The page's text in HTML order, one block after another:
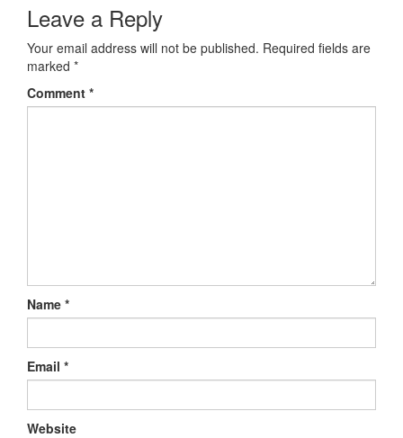
Leave a Reply
Your email address will not be published. Required fields are
marked *
Comment *
Name *
Email *
Website